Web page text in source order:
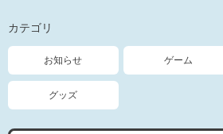
カテゴリ
お知らせ ゲーム
グッズ